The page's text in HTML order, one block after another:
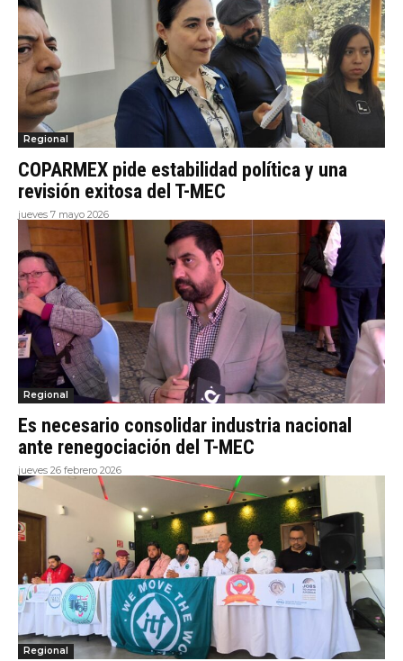
Regional
COPARMEX pide estabilidad política y una
revisión exitosa del T-MEC
jueves 7 mayo 2026
Regional
Es necesario consolidar industria nacional
ante renegociación del T-MEC
jueves 26 febrero 2026
Regional